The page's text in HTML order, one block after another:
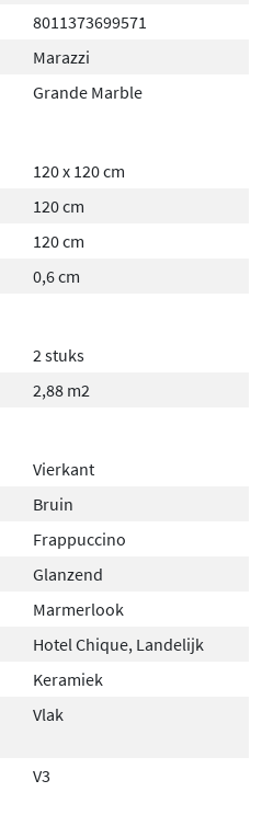
8011373699571
Marazzi
Grande Marble
120 x 120 cm
120 cm
120 cm
0,6 cm
2 stuks
2,88 m2
Vierkant
Bruin
Frappuccino
Glanzend
Marmerlook
Hotel Chique, Landelijk
Keramiek
Vlak
V3